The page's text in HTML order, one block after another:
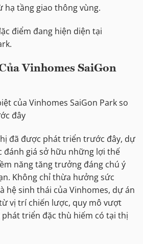
tầng giao thông vùng.
điểm đang hiện diện tại
Vinhomes SaiGon
của Vinhomes SaiGon Park so
đây
đã được phát triển trước đây, dự
đánh giá sở hữu những lợi thế
năng tăng trưởng đáng chú ý
Không chỉ thừa hưởng sức
hệ sinh thái của Vinhomes, dự án
vị trí chiến lược, quy mô vượt
triển đặc thù hiếm có tại thị